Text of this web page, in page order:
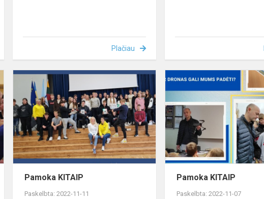
Plačiau
Susitikimas
Pamoka
Pamoka KITAIP
Paskelbta: 2022-11-11
Pamoka KITAIP
Paskelbta: 2022-11-07